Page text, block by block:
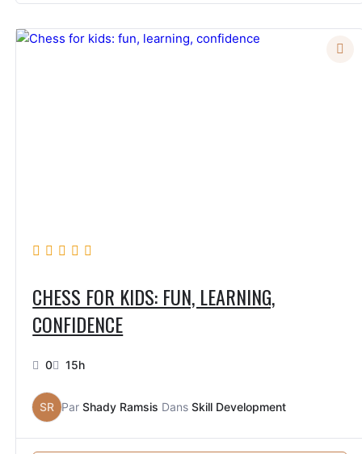
CHESS FOR KIDS: FUN, LEARNING,
CONFIDENCE
0 15h
SR ParShady Ramsis DansSkill Development